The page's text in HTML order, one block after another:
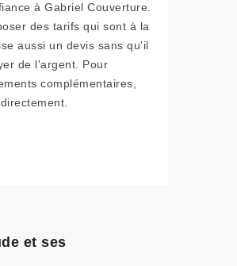
à Gabriel Couverture.
des tarifs qui sont à la
aussi un devis sans qu'il
de l'argent. Pour
complémentaires,
et ses